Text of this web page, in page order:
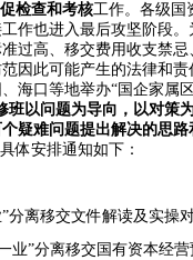
检查和考核工作。各级国
作也进入最后攻坚阶段
过高、移交费用收支禁
因此可能产生的法律和
海口等地举办“国企家属
班以问题为导向，以对策
疑难问题提出解决的思
体安排通知如下：
”分离移交文件解读及实操
业”分离移交国有资本经